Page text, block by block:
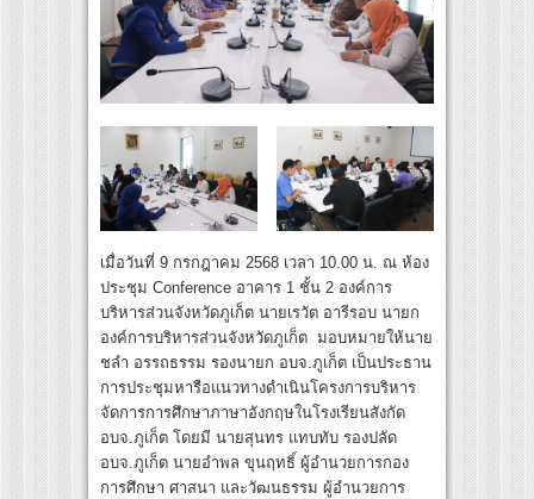
เมื่อวันที่ 9 กรกฎาคม 2568 เวลา 10.00 น. ณ ห้อง
ประชุม Conference อาคาร 1 ชั้น 2 องค์การ
บริหารส่วนจังหวัดภูเก็ต นายเรวัต อารีรอบ นายก
องค์การบริหารส่วนจังหวัดภูเก็ต มอบหมายให้นาย
ชลำ อรรถธรรม รองนายก อบจ.ภูเก็ต เป็นประธาน
การประชุมหารือแนวทางดำเนินโครงการบริหาร
จัดการการศึกษาภาษาอังกฤษในโรงเรียนสังกัด
อบจ.ภูเก็ต โดยมี นายสุนทร แทบทับ รองปลัด
อบจ.ภูเก็ต นายอำพล ขุนฤทธิ์ ผู้อำนวยการกอง
การศึกษา ศาสนา และวัฒนธรรม ผู้อำนวยการ